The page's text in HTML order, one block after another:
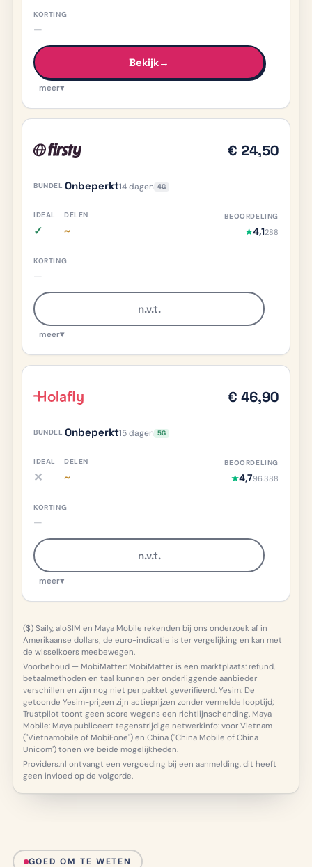
—
Bekijk→
meer▾
Onbeperkt14 dagen 4G
€ 24,50
✓iDEAL ja, meer info
~ Delen deels/onduidelijk, meer info
★4,1288
—
n.v.t.
meer▾
Onbeperkt15 dagen 5G
€ 46,90
✕iDEAL nee, meer info
~ Delen deels/onduidelijk, meer info
★4,796.388
—
n.v.t.
meer▾
($) Saily, aloSIM en Maya Mobile rekenden bij ons onderzoek af in
Amerikaanse dollars; de euro-indicatie is ter vergelijking en kan met
de wisselkoers meebewegen.
Voorbehoud — MobiMatter: MobiMatter is een marktplaats: refund,
betaalmethoden en taal kunnen per onderliggende aanbieder
verschillen en zijn nog niet per pakket geverifieerd. Yesim: De
getoonde Yesim-prijzen zijn actieprijzen zonder vermelde looptijd;
Trustpilot toont geen score wegens een richtlijnschending. Maya
Mobile: Maya publiceert tegenstrijdige netwerkinfo: voor Vietnam
("Vietnamobile of MobiFone") en China ("China Mobile of China
Unicom") tonen we beide mogelijkheden.
Providers.nl ontvangt een vergoeding bij een aanmelding, dit heeft
geen invloed op de volgorde.
GOED OM TE WETEN